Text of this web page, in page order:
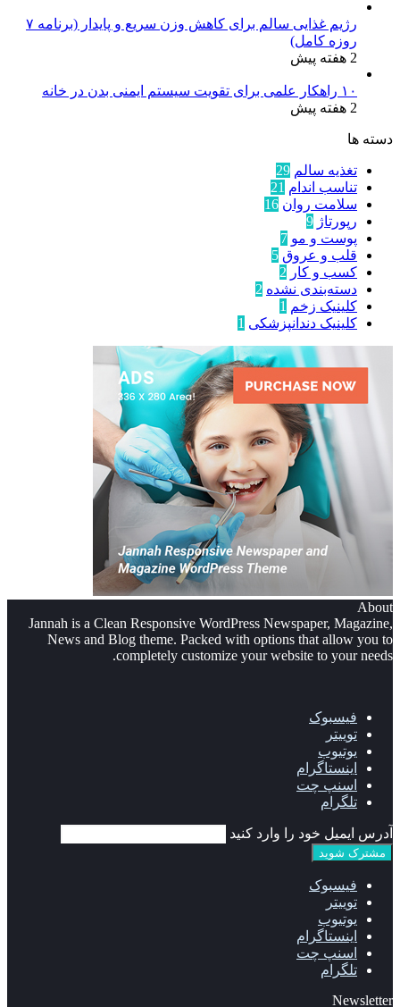
رژیم غذایی سالم برای کاهش وزن سریع و پایدار (برنامه ۷
روزه کامل)
2 هفته پیش
۱۰ راهکار علمی برای تقویت سیستم ایمنی بدن در خانه
2 هفته پیش
دسته ها
تغذیه سالم 29
تناسب اندام 21
سلامت روان 16
رپورتاژ 9
پوست و مو 7
قلب و عروق 5
کسب و کار 2
دسته‌بندی نشده 2
کلینیک زخم 1
کلینیک دندانپزشکی 1
About
Jannah is a Clean Responsive WordPress Newspaper, Magazine,
News and Blog theme. Packed with options that allow you to
completely customize your website to your needs.
فیسبوک
توییتر
یوتیوب
اینستاگرام
اسنپ چت
تلگرام
آدرس ایمیل خود را وارد کنید
فیسبوک
توییتر
یوتیوب
اینستاگرام
اسنپ چت
تلگرام
Newsletter